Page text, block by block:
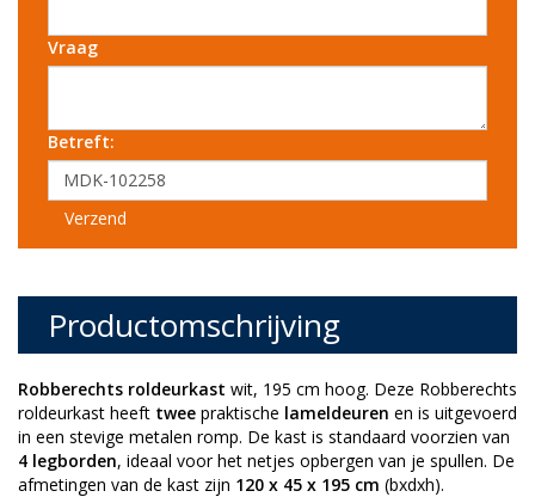
Vraag
Betreft:
Verzend
Productomschrijving
Robberechts roldeurkast wit, 195 cm hoog. Deze Robberechts
roldeurkast heeft twee praktische lameldeuren en is uitgevoerd
in een stevige metalen romp. De kast is standaard voorzien van
4 legborden, ideaal voor het netjes opbergen van je spullen. De
afmetingen van de kast zijn 120 x 45 x 195 cm (bxdxh).